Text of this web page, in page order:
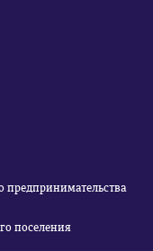
предпринимательства
поселения